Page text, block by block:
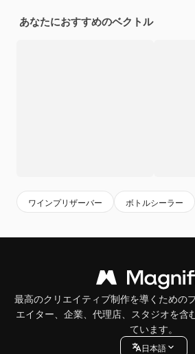
あなたにおすすめのベクトル
ワインプリザーバー ボトルシーラー
最高のクリエイティブ制作を導くための
エイター、企業、代理店、スタジオを含
ています。
日本語